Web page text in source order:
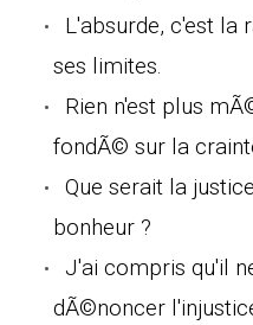
L'absurde, c'est la
ses limites.
Rien n'est plus
fondÃ© sur la
Que serait la
bonheur ?
J'ai compris qu'il
dÃ©noncer